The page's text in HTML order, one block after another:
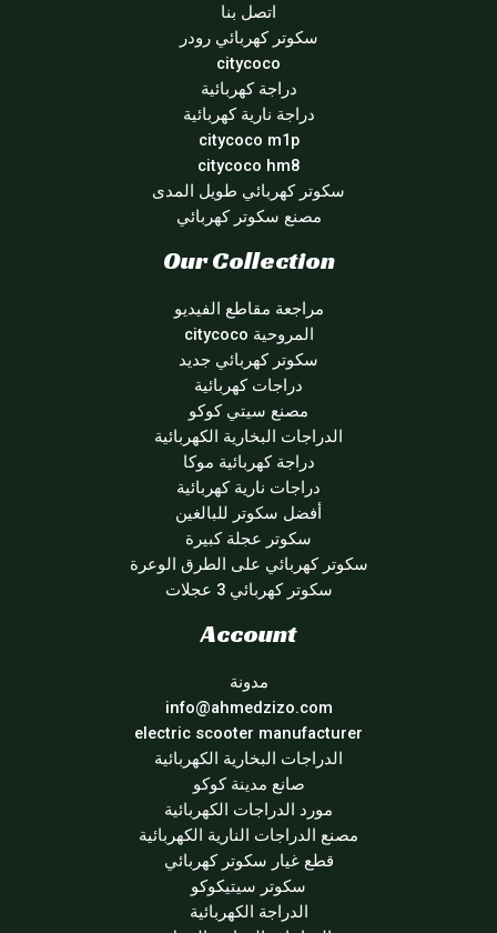
اتصل بنا
سكوتر كهربائي رودر
citycoco
دراجة كهربائية
دراجة نارية كهربائية
citycoco m1p
citycoco hm8
سكوتر كهربائي طويل المدى
مصنع سكوتر كهربائي
Our Collection
مراجعة مقاطع الفيديو
المروحية citycoco
سكوتر كهربائي جديد
دراجات كهربائية
مصنع سيتي كوكو
الدراجات البخارية الكهربائية
دراجة كهربائية موكا
دراجات نارية كهربائية
أفضل سكوتر للبالغين
سكوتر عجلة كبيرة
سكوتر كهربائي على الطرق الوعرة
سكوتر كهربائي 3 عجلات
Account
مدونة
info@ahmedzizo.com
electric scooter manufacturer
الدراجات البخارية الكهربائية
صانع مدينة كوكو
مورد الدراجات الكهربائية
مصنع الدراجات النارية الكهربائية
قطع غيار سكوتر كهربائي
سكوتر سيتيكوكو
الدراجة الكهربائية